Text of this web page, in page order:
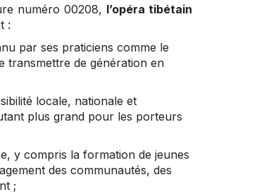
numéro 00208, l’opéra tibétain
:
par ses praticiens comme le
transmettre de génération en
locale, nationale et
plus grand pour les porteurs
y compris la formation de jeunes
des communautés, des
;